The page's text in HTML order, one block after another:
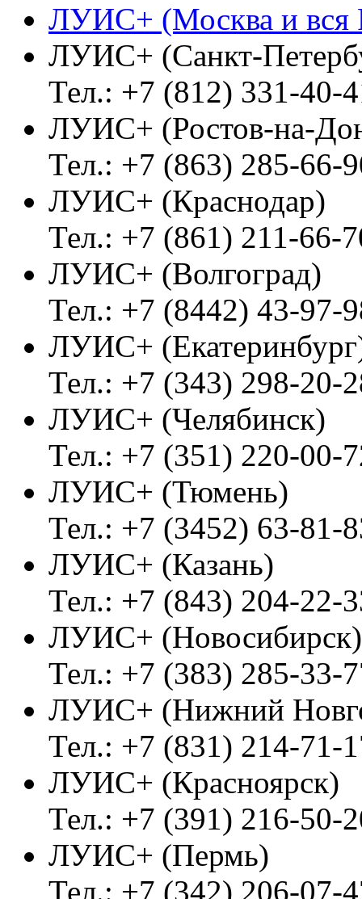
ЛУИС+ (Москва и вся
ЛУИС+ (Санкт-
Тел.: +7 (812) 331-40-
ЛУИС+ (Ростов-на-
Тел.: +7 (863) 285-66-
ЛУИС+ (Краснодар)
Тел.: +7 (861) 211-66-
ЛУИС+ (Волгоград)
Тел.: +7 (8442) 43-97-
ЛУИС+
Тел.: +7 (343) 298-20-
ЛУИС+ (Челябинск)
Тел.: +7 (351) 220-00-
ЛУИС+ (Тюмень)
Тел.: +7 (3452) 63-81-
ЛУИС+ (Казань)
Тел.: +7 (843) 204-22-
ЛУИС+ (Новосибирск)
Тел.: +7 (383) 285-33-
ЛУИС+ (Нижний
Тел.: +7 (831) 214-71-
ЛУИС+ (Красноярск)
Тел.: +7 (391) 216-50-
ЛУИС+ (Пермь)
Тел.: +7 (342) 206-07-